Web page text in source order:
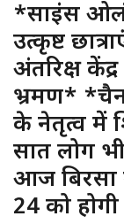
*साइंस
उत्कृष्ट
अंतरिक्ष
भ्रमण*
के नेतृत्व में
सात लोग
आज बिरसा
24 को